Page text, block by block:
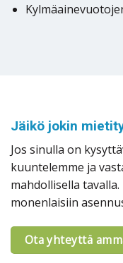
Jäikö jokin
Jos sinulla on
kuuntelemme ja
mahdollisella
monenlaisiin
Ota yhteyttä